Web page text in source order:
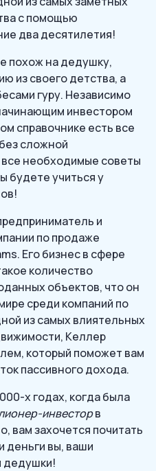
с помощью
два десятилетия!
похож на дедушку,
из своего детства, а
гуру. Независимо
инвестором
справочнике есть все
сложной
необходимые советы
будете учиться у
и
по продаже
Его бизнес в сфере
количество
объектов, что он
среди компаний по
из самых влиятельных
Келлер
который поможет вам
пассивного дохода.
х годах, когда была
инвесторв
вам захочется почитать
деньги вы, ваши
дедушки!